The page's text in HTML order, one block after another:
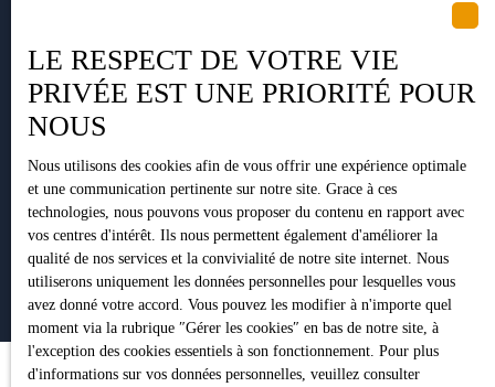
+33 5 34 35 15 90
1 Impasse Pujeau Rabé
31410 Lavernose-Lacasse
LE RESPECT DE VOTRE VIE
PRIVÉE EST UNE PRIORITÉ POUR
NOUS
Nous utilisons des cookies afin de vous offrir une expérience optimale
et une communication pertinente sur notre site. Grace à ces
technologies, nous pouvons vous proposer du contenu en rapport avec
vos centres d'intérêt. Ils nous permettent également d'améliorer la
qualité de nos services et la convivialité de notre site internet. Nous
utiliserons uniquement les données personnelles pour lesquelles vous
avez donné votre accord. Vous pouvez les modifier à n'importe quel
moment via la rubrique ″Gérer les cookies″ en bas de notre site, à
l'exception des cookies essentiels à son fonctionnement. Pour plus
d'informations sur vos données personnelles, veuillez consulter